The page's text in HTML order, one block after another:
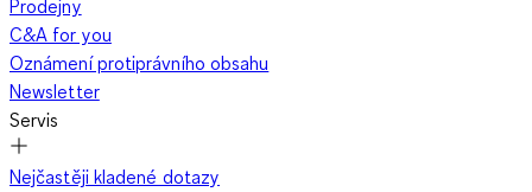
Prodejny
C&A for you
Oznámení protiprávního obsahu
Newsletter
Servis
Nejčastěji kladené dotazy